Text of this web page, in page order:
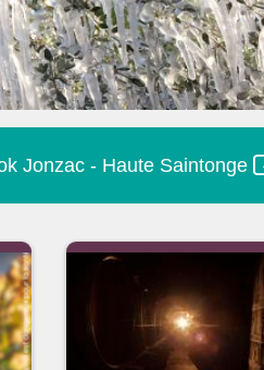
Jonzac - Haute Saintonge